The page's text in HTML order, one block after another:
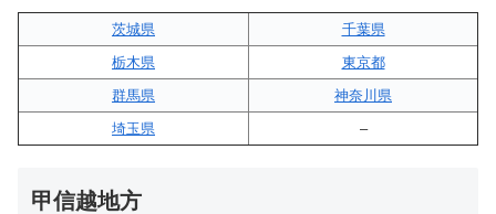
茨城県
千葉県
栃木県
東京都
群馬県
神奈川県
埼玉県
–
甲信越地方